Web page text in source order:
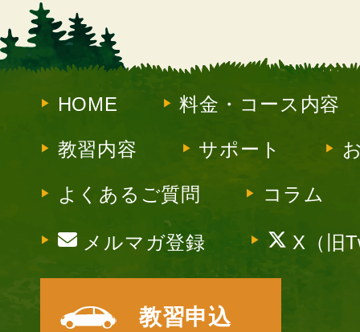
HOME 料金・コース内容
教習内容 サポート
よくあるご質問 コラム
メルマガ登録 X（旧
教習申込